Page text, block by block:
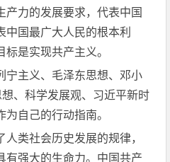
产力的发展要求，代表中国
中国最广大人民的根本利
是实现共产主义。
宁主义、毛泽东思想、邓小
想、科学发展观、习近平新时
自己的行动指南。
类社会历史发展的规律，
有强大的生命力。中国共产